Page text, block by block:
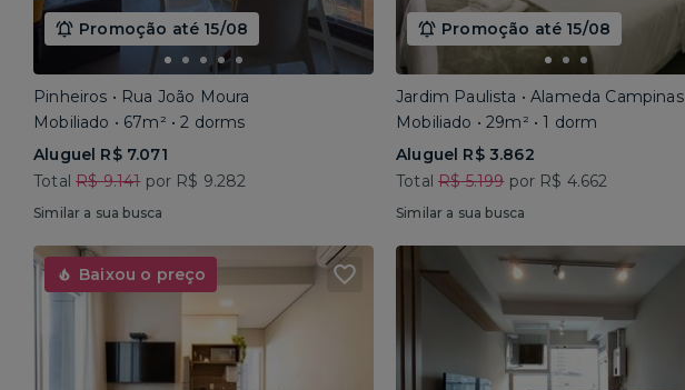
Promoção até 15/08
Pinheiros • Rua João Moura
Mobiliado • 67m² • 2 dorms
Aluguel R$ 7.071
TotalR$ 9.141por R$ 9.282
Similar a sua busca
Promoção até 15/08
Jardim Paulista • Alameda Campinas
Mobiliado • 29m² • 1 dorm
Aluguel R$ 3.862
TotalR$ 5.199por R$ 4.662
Similar a sua busca
Baixou o preço